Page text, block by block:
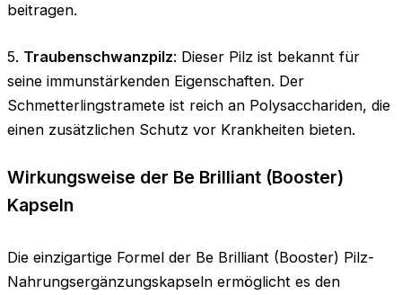
beitragen.
5. Traubenschwanzpilz: Dieser Pilz ist bekannt für
seine immunstärkenden Eigenschaften. Der
Schmetterlingstramete ist reich an Polysacchariden, die
einen zusätzlichen Schutz vor Krankheiten bieten.
Wirkungsweise der Be Brilliant (Booster)
Kapseln
Die einzigartige Formel der Be Brilliant (Booster) Pilz-
Nahrungsergänzungskapseln ermöglicht es den